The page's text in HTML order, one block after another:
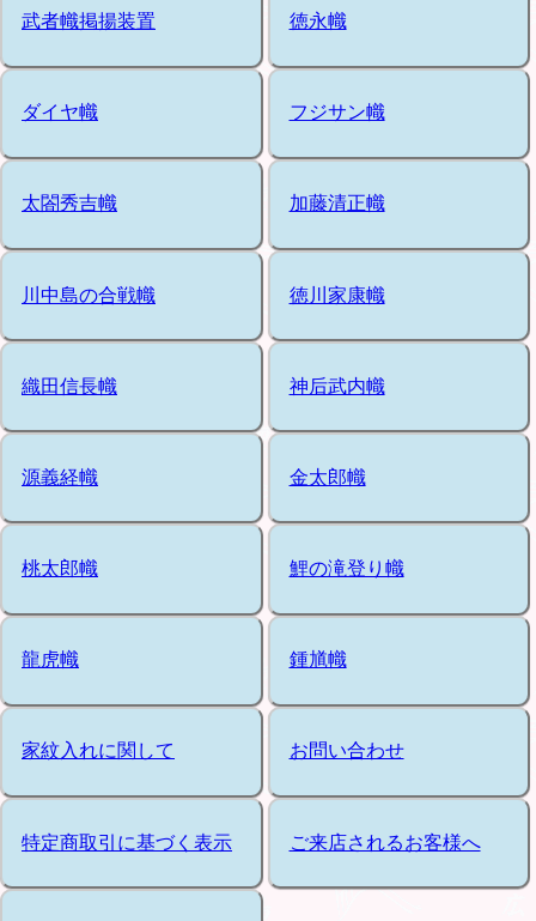
武者幟掲揚装置 徳永幟
ダイヤ幟 フジサン幟
太閤秀吉幟 加藤清正幟
川中島の合戦幟 徳川家康幟
織田信長幟 神后武内幟
源義経幟 金太郎幟
桃太郎幟 鯉の滝登り幟
龍虎幟 鍾馗幟
家紋入れに関して お問い合わせ
特定商取引に基づく表示 ご来店されるお客様へ